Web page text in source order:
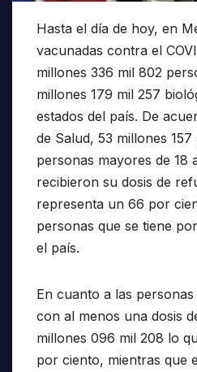
Hasta el día de hoy, en
vacunadas contra el
millones 336 mil 802
millones 179 mil 257
estados del país. De
de Salud, 53 millones
personas mayores de 18
recibieron su dosis de
representa un 66 por
personas que se tiene
el país.
En cuanto a las
con al menos una dosis
millones 096 mil 208 lo
por ciento, mientras que